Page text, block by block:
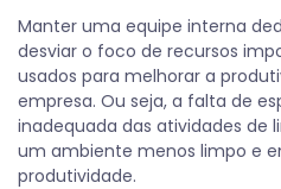
Manter uma equipe interna
desviar o foco de recursos
usados para melhorar a
empresa. Ou seja, a falta de
inadequada das atividades de
um ambiente menos limpo e
produtividade.